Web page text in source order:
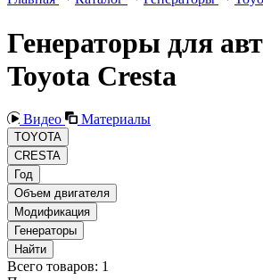
Генераторы для
Toyota Cresta
Видео Материалы
TOYOTA
CRESTA
Год
Объем двигателя
Модификация
Генераторы
Найти
Всего товаров: 1